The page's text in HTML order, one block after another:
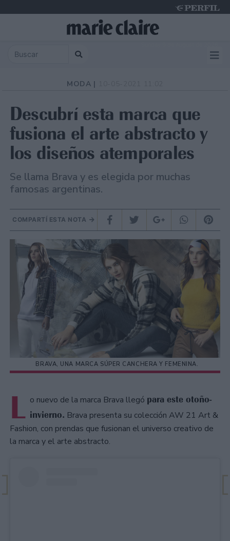
MODA |
Descubrí esta marca que
fusiona el arte abstracto y
los diseños atemporales
Se llama Brava y es elegida por muchas
famosas argentinas.
COMPARTÍ ESTA NOTA
BRAVA, UNA MARCA SÚPER CANCHERA Y FEMENINA.
L o nuevo de la marca Brava llegó para este otoño-
invierno. Brava presenta su colección AW 21 Art &
Fashion, con prendas que fusionan el universo creativo de
la marca y el arte abstracto.